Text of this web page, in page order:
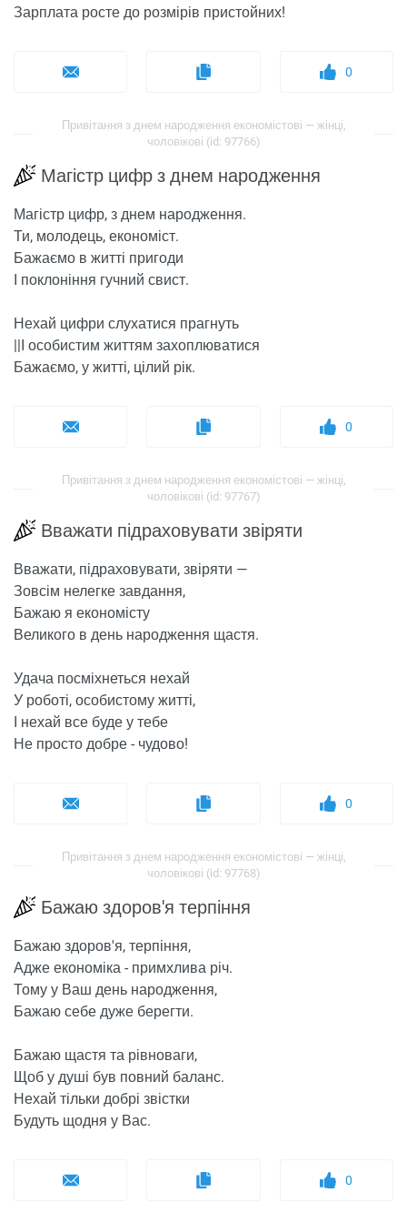
Зарплата росте до розмірів пристойних!
0
Привітання з днем ​​народження економістові — жінці,
чоловікові (id: 97766)
Магістр цифр з днем ​​народження
Магістр цифр, з днем ​​народження.
Ти, молодець, економіст.
Бажаємо в житті пригоди
І поклоніння гучний свист.
Нехай цифри слухатися прагнуть
||І особистим життям захоплюватися
Бажаємо, у житті, цілий рік.
0
Привітання з днем ​​народження економістові — жінці,
чоловікові (id: 97767)
Вважати підраховувати звіряти
Вважати, підраховувати, звіряти —
Зовсім нелегке завдання,
Бажаю я економісту
Великого в день народження щастя.
Удача посміхнеться нехай
У роботі, особистому житті,
І нехай все буде у тебе
Не просто добре - чудово!
0
Привітання з днем ​​народження економістові — жінці,
чоловікові (id: 97768)
Бажаю здоров'я терпіння
Бажаю здоров'я, терпіння,
Адже економіка - примхлива річ.
Тому у Ваш день народження,
Бажаю себе дуже берегти.
Бажаю щастя та рівноваги,
Щоб у душі був повний баланс.
Нехай тільки добрі звістки
Будуть щодня у Вас.
0